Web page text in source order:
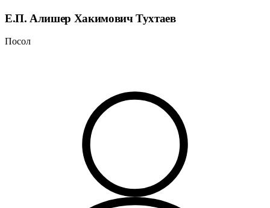
Е.П. Алишер Хакимович Тухтаев
Посол